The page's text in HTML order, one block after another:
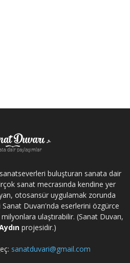
buluşturan sanata dair
sanat mecrasında kendine yer
otosansür uygulamak zorunda
Duvarı'nda eserlerini özgürce
ulaştırabilir. (Sanat Duvarı,
projesidir.)
sanatduvari@gmail.com